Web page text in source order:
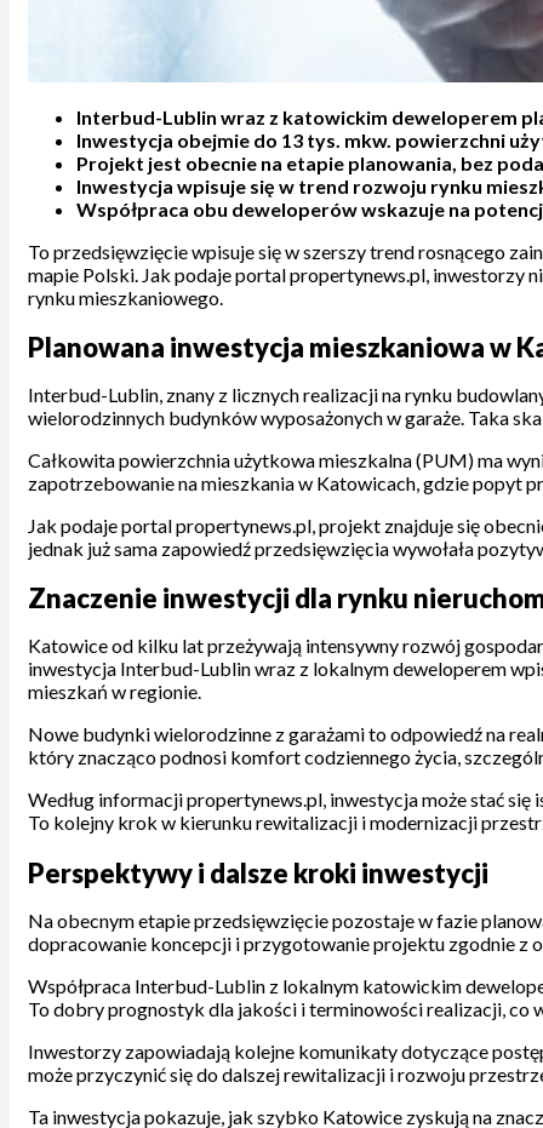
Interbud-Lublin wraz z katowickim deweloperem
Inwestycja obejmie do 13 tys. mkw. powierzchni
Projekt jest obecnie na etapie planowania, bez
Inwestycja wpisuje się w trend rozwoju rynku
Współpraca obu deweloperów wskazuje na
To przedsięwzięcie wpisuje się w szerszy trend rosnącego
mapie Polski. Jak podaje portal propertynews.pl, inwestorzy
rynku mieszkaniowego.
Planowana inwestycja mieszkaniowa w
Interbud-Lublin, znany z licznych realizacji na rynku
wielorodzinnych budynków wyposażonych w garaże. Taka
Całkowita powierzchnia użytkowa mieszkalna (PUM) ma
zapotrzebowanie na mieszkania w Katowicach, gdzie popyt
Jak podaje portal propertynews.pl, projekt znajduje się
jednak już sama zapowiedź przedsięwzięcia wywołała
Znaczenie inwestycji dla rynku
Katowice od kilku lat przeżywają intensywny rozwój
inwestycja Interbud-Lublin wraz z lokalnym deweloperem
mieszkań w regionie.
Nowe budynki wielorodzinne z garażami to odpowiedź na
który znacząco podnosi komfort codziennego życia,
Według informacji propertynews.pl, inwestycja może stać
To kolejny krok w kierunku rewitalizacji i modernizacji
Perspektywy i dalsze kroki inwestycji
Na obecnym etapie przedsięwzięcie pozostaje w fazie
dopracowanie koncepcji i przygotowanie projektu zgodnie z
Współpraca Interbud-Lublin z lokalnym katowickim
To dobry prognostyk dla jakości i terminowości realizacji, co
Inwestorzy zapowiadają kolejne komunikaty dotyczące
może przyczynić się do dalszej rewitalizacji i rozwoju
Ta inwestycja pokazuje, jak szybko Katowice zyskują na